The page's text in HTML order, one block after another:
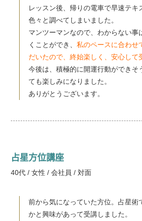
レッスン後、帰りの電車で早速テキ
色々と調べてしまいました。
マンツーマンなので、わからない事
くことができ、私のペースに合わせ
だいたので、終始楽しく、安心して
今後は、積極的に開運行動ができそ
ても楽しみになりました。
ありがとうございます。
占星方位講座
40代 / 女性 / 会社員 / 対面
前から気になっていた方位。占星術
かと興味があって受講しました。